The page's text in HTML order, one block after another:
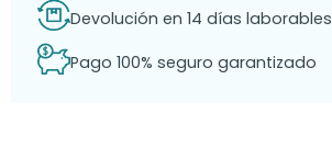
Devolución en 14 días laborables
Pago 100% seguro garantizado